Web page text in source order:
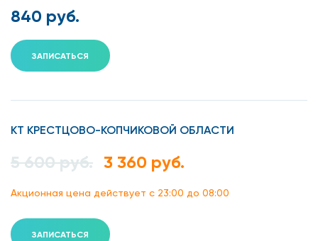
переломы;
деструкции;
доброкачественная / злокачественная опухоль;
нарушения кровообращения.
Компьютерная томография – незаменимый
840 руб.
ЗАПИСАТЬСЯ
КТ КРЕСТЦОВО-КОПЧИКОВОЙ ОБЛАСТИ
5 600 руб. 3 360 руб.
Акционная цена действует с 23:00 до 08:00
ЗАПИСАТЬСЯ